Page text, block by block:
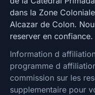
dans la Zone
Alcazar de Colon.
reserver en confiance.
Information d
programme d
commission sur les
supplementaire pour